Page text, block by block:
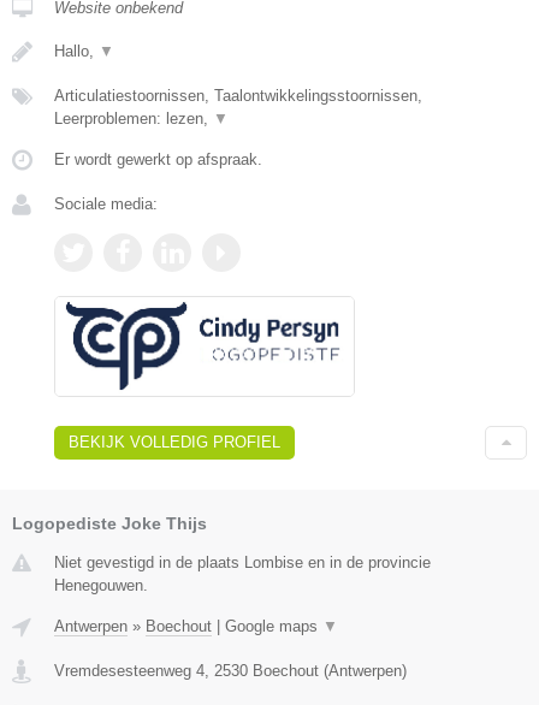
Website onbekend
Hallo, ▼
Articulatiestoornissen, Taalontwikkelingsstoornissen,
Leerproblemen: lezen,
▼
Er wordt gewerkt op afspraak.
Sociale media:
BEKIJK VOLLEDIG PROFIEL
Logopediste Joke Thijs
Niet gevestigd in de plaats Lombise en in de provincie
Henegouwen.
Antwerpen » Boechout Google maps ▼
Vremdesesteenweg 4, 2530 Boechout (Antwerpen)